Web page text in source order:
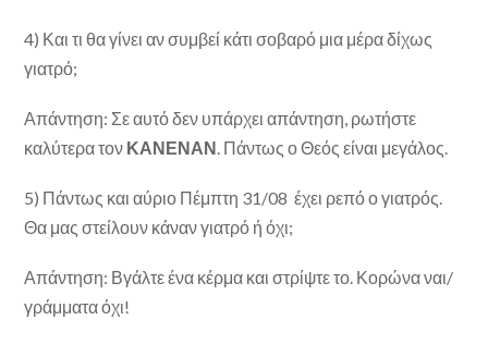
4) Και τι θα γίνει αν συμβεί κάτι σοβαρό μια μέρα δίχως
γιατρό;
Απάντηση: Σε αυτό δεν υπάρχει απάντηση, ρωτήστε
καλύτερα τον ΚΑΝΕΝΑΝ. Πάντως ο Θεός είναι μεγάλος.
5) Πάντως και αύριο Πέμπτη 31/08 έχει ρεπό ο γιατρός.
Θα μας στείλουν κάναν γιατρό ή όχι;
Απάντηση: Βγάλτε ένα κέρμα και στρίψτε το. Κορώνα ναι/
γράμματα όχι!